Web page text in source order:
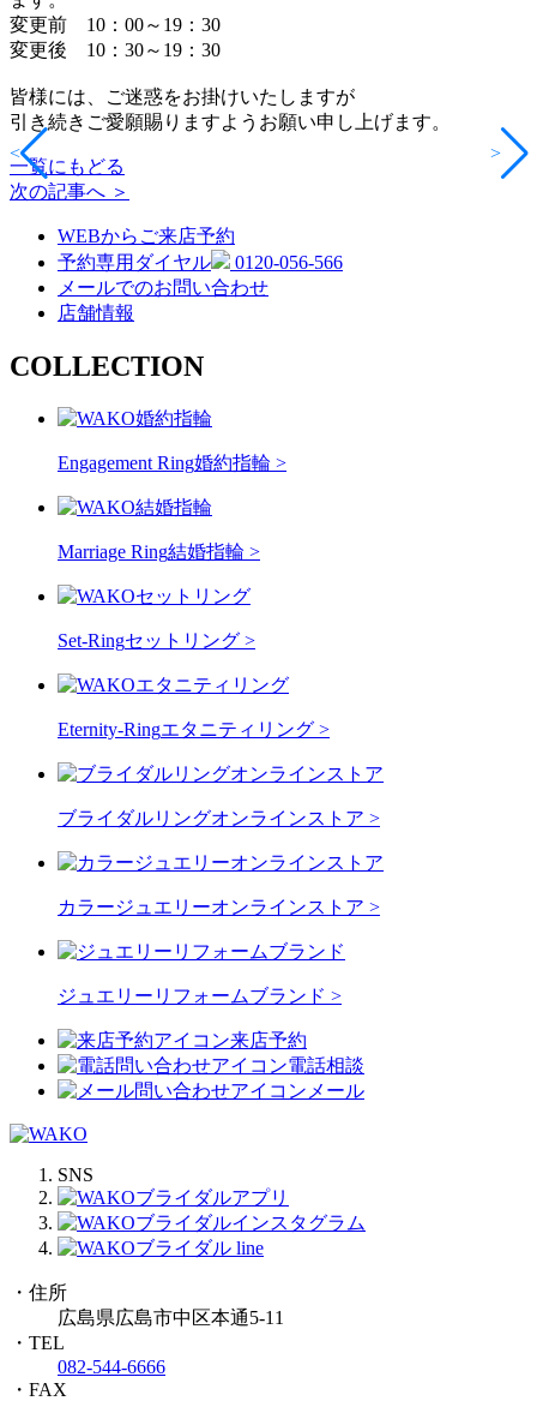
< >
変更前 10：00～19：30
変更後 10：30～19：30
皆様には、ご迷惑をお掛けいたしますが
引き続きご愛願賜りますようお願い申し上げます。
一覧にもどる
次の記事へ ＞
WEBからご来店予約
予約専用ダイヤル
0120-056-566
メールでのお問い合わせ
店舗情報
COLLECTION
Engagement Ring婚約指輪 >
Marriage Ring結婚指輪 >
Set-Ringセットリング >
Eternity-Ringエタニティリング >
ブライダルリングオンラインストア >
カラージュエリーオンラインストア >
ジュエリーリフォームブランド >
来店予約
電話相談
メール
SNS
・住所
広島県広島市中区本通5-11
・TEL
082-544-6666
・FAX